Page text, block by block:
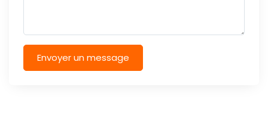
Envoyer un message